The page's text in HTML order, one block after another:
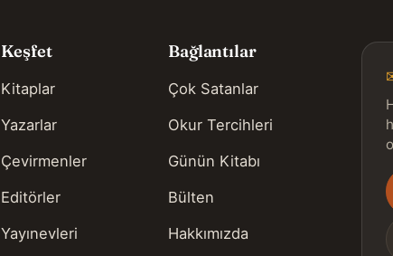
Keşfet
Kitaplar
Yazarlar
Çevirmenler
Editörler
Yayınevleri
Bağlantılar
Çok Satanlar
Okur Tercihleri
Günün Kitabı
Bülten
Hakkımızda